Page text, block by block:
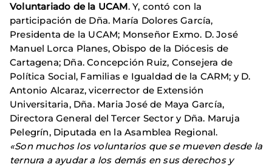
Voluntariado de la UCAM. Y, contó con la
participación de Dña. María Dolores García,
Presidenta de la UCAM; Monseñor Exmo. D. José
Manuel Lorca Planes, Obispo de la Diócesis de
Cartagena; Dña. Concepción Ruiz, Consejera de
Política Social, Familias e Igualdad de la CARM; y D.
Antonio Alcaraz, vicerrector de Extensión
Universitaria, Dña. Maria José de Maya García,
Directora General del Tercer Sector y Dña. Maruja
Pelegrín, Diputada en la Asamblea Regional.
«Son muchos los voluntarios que se mueven desde la
ternura a ayudar a los demás en sus derechos y